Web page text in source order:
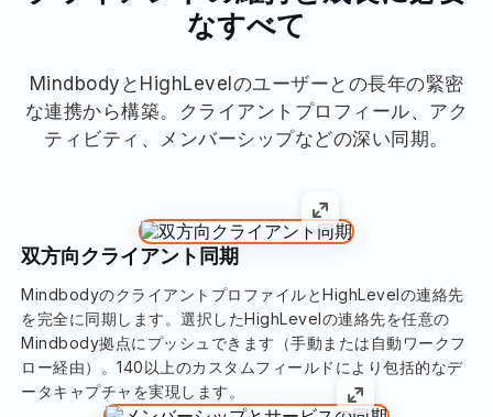
なすべて
MindbodyとHighLevelのユーザーとの長年の緊密
な連携から構築。クライアントプロフィール、アク
ティビティ、メンバーシップなどの深い同期。
双方向クライアント同期
MindbodyのクライアントプロファイルとHighLevelの連絡先
を完全に同期します。選択したHighLevelの連絡先を任意の
Mindbody拠点にプッシュできます（手動または自動ワークフ
ロー経由）。140以上のカスタムフィールドにより包括的なデ
ータキャプチャを実現します。